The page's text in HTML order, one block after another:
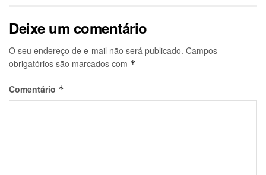
Deixe um comentário
O seu endereço de e-mail não será publicado. Campos
obrigatórios são marcados com *
Comentário *